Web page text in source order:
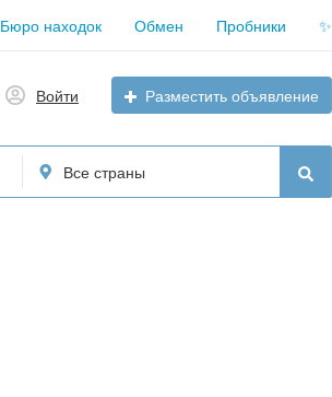
Бюро находок Обмен Пробники ✨
Войти Разместить объявление
Все страны